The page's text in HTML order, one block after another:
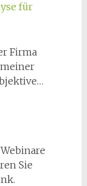
für
Firma
Sie